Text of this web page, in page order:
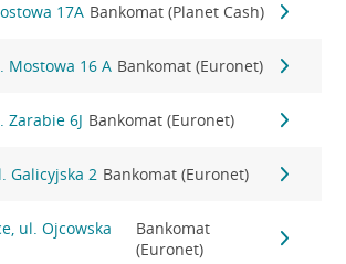
17A Bankomat (Planet Cash)
Mostowa 16 A Bankomat (Euronet)
Zarabie 6J Bankomat (Euronet)
Galicyjska 2 Bankomat (Euronet)
ul. Ojcowska
Bankomat
(Euronet)